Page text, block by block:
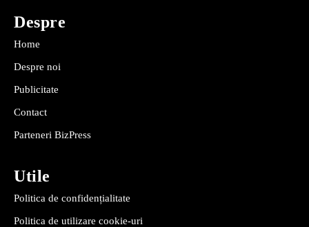
Despre
Home
Despre noi
Publicitate
Contact
Parteneri BizPress
Utile
Politica de confidențialitate
Politica de utilizare cookie-uri